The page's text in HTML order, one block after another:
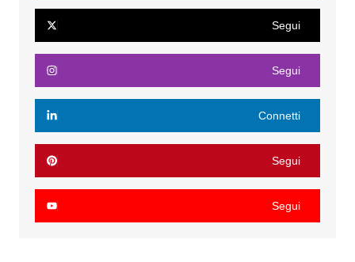
Segui
Segui
Connetti
Segui
Segui